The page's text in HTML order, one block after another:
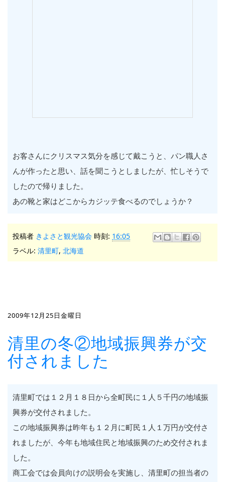
お客さんにクリスマス気分を感じて戴こうと、パン職人さ
んが作ったと思い、話を聞こうとしましたが、忙しそうで
したので帰りました。
あの靴と家はどこからカジッテ食べるのでしょうか？
投稿者 きよさと観光協会 時刻: 16:05
ラベル: 清里町, 北海道
2009年12月25日金曜日
清里の冬②地域振興券が交
付されました
清里町では１２月１８日から全町民に１人５千円の地域振
興券が交付されました。
この地域振興券は昨年も１２月に町民１人１万円が交付さ
れましたが、今年も地域住民と地域振興のため交付されま
した。
商工会では会員向けの説明会を実施し、清里町の担当者の